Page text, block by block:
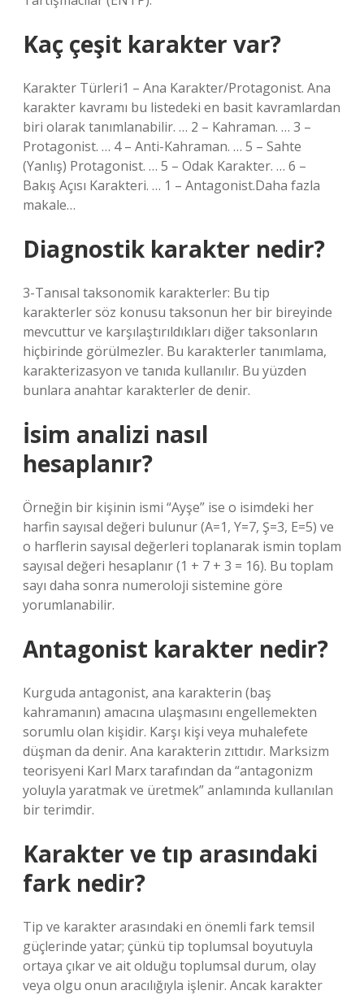
Kaç çeşit karakter var?
Karakter Türleri1 – Ana Karakter/Protagonist. Ana
karakter kavramı bu listedeki en basit kavramlardan
biri olarak tanımlanabilir. … 2 – Kahraman. … 3 –
Protagonist. … 4 – Anti-Kahraman. … 5 – Sahte
(Yanlış) Protagonist. … 5 – Odak Karakter. … 6 –
Bakış Açısı Karakteri. … 1 – Antagonist.Daha fazla
makale…
Diagnostik karakter nedir?
3-Tanısal taksonomik karakterler: Bu tip
karakterler söz konusu taksonun her bir bireyinde
mevcuttur ve karşılaştırıldıkları diğer taksonların
hiçbirinde görülmezler. Bu karakterler tanımlama,
karakterizasyon ve tanıda kullanılır. Bu yüzden
bunlara anahtar karakterler de denir.
İsim analizi nasıl
hesaplanır?
Örneğin bir kişinin ismi “Ayşe” ise o isimdeki her
harfin sayısal değeri bulunur (A=1, Y=7, Ş=3, E=5) ve
o harflerin sayısal değerleri toplanarak ismin toplam
sayısal değeri hesaplanır (1 + 7 + 3 = 16). Bu toplam
sayı daha sonra numeroloji sistemine göre
yorumlanabilir.
Antagonist karakter nedir?
Kurguda antagonist, ana karakterin (baş
kahramanın) amacına ulaşmasını engellemekten
sorumlu olan kişidir. Karşı kişi veya muhalefete
düşman da denir. Ana karakterin zıttıdır. Marksizm
teorisyeni Karl Marx tarafından da “antagonizm
yoluyla yaratmak ve üretmek” anlamında kullanılan
bir terimdir.
Karakter ve tıp arasındaki
fark nedir?
Tip ve karakter arasındaki en önemli fark temsil
güçlerinde yatar; çünkü tip toplumsal boyutuyla
ortaya çıkar ve ait olduğu toplumsal durum, olay
veya olgu onun aracılığıyla işlenir. Ancak karakter